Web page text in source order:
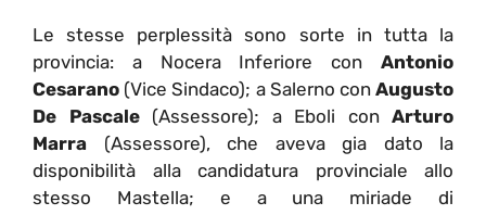
Le stesse perplessità sono sorte in tutta la
provincia: a Nocera Inferiore con Antonio
Cesarano (Vice Sindaco); a Salerno con Augusto
De Pascale (Assessore); a Eboli con Arturo
Marra (Assessore), che aveva gia dato la
disponibilità alla candidatura provinciale allo
stesso Mastella; e a una miriade di